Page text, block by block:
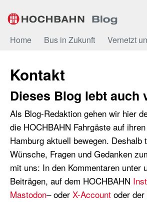
Inhalt
Home Bus in Zukunft Vernetzt
Kontakt
Dieses Blog lebt auch
Als Blog-Redaktion gehen wir hier
die HOCHBAHN Fahrgäste auf
Hamburg aktuell bewegen. Deshalb
Wünsche, Fragen und Gedanken
mit uns: In den Kommentaren unter
Beiträgen, auf dem HOCHBAHN
Mastodon– oder X-Account oder der